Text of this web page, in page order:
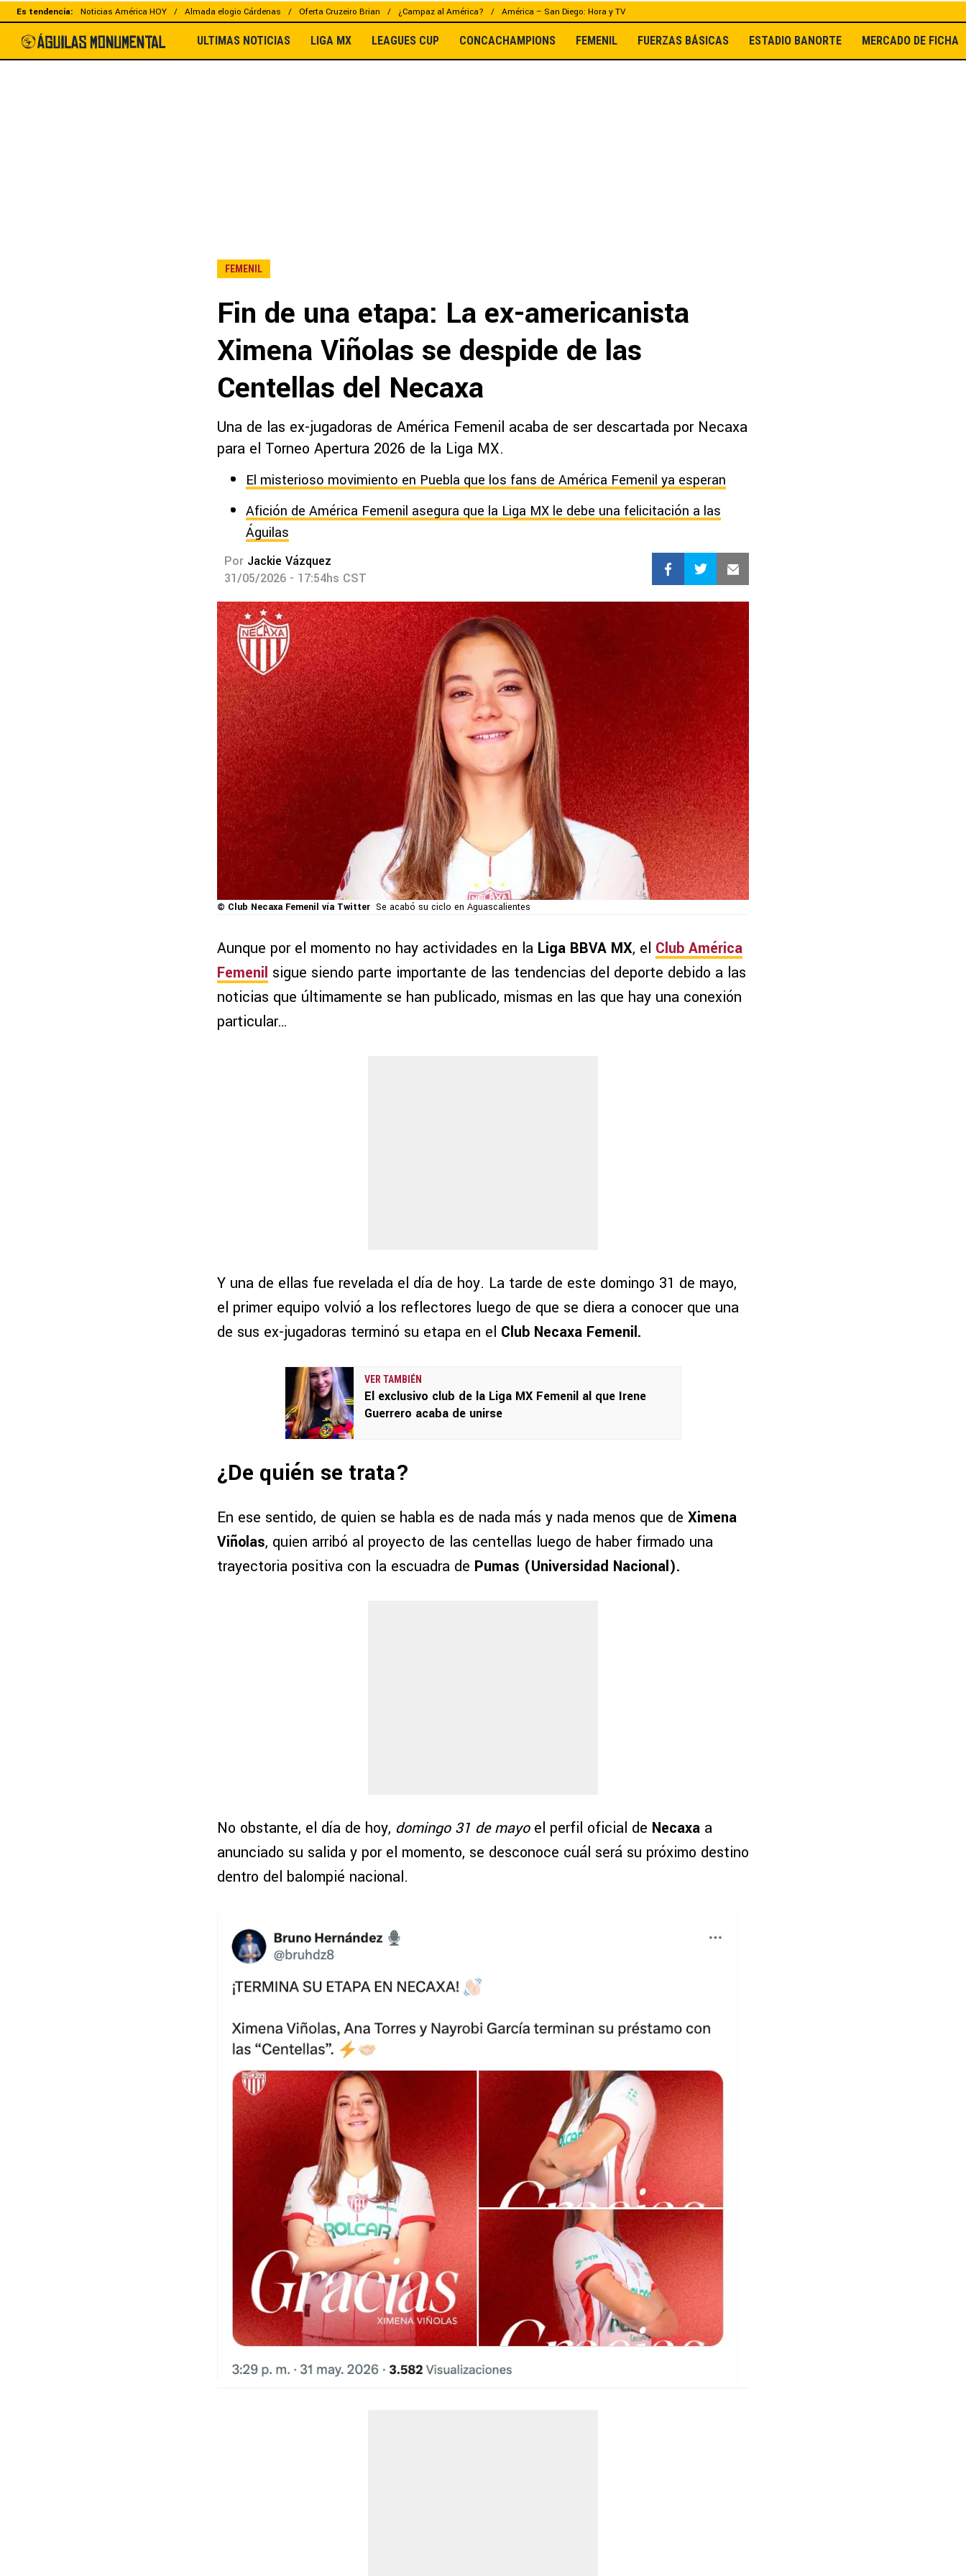
Es tendencia: Noticias América HOY Almada elogio Cárdenas Oferta Cruzeiro Brian ¿Campaz al América? América – San Diego: Hora y TV
ULTIMAS NOTICIAS LIGA MX LEAGUES CUP CONCACHAMPIONS FEMENIL FUERZAS BÁSICAS ESTADIO BANORTE MERCADO DE
FEMENIL
Fin de una etapa: La ex-americanista
Ximena Viñolas se despide de las
Centellas del Necaxa
Una de las ex-jugadoras de América Femenil acaba de ser descartada por Necaxa
para el Torneo Apertura 2026 de la Liga MX.
El misterioso movimiento en Puebla que los fans de América Femenil ya esperan
Afición de América Femenil asegura que la Liga MX le debe una felicitación a las
Águilas
Por Jackie Vázquez
31/05/2026 - 17:54hs CST
© Club Necaxa Femenil vía Twitter Se acabó su ciclo en Aguascalientes
Aunque por el momento no hay actividades en la Liga BBVA MX, el Club América
Femenil sigue siendo parte importante de las tendencias del deporte debido a las
noticias que últimamente se han publicado, mismas en las que hay una conexión
particular…
Y una de ellas fue revelada el día de hoy. La tarde de este domingo 31 de mayo,
el primer equipo volvió a los reflectores luego de que se diera a conocer que una
de sus ex-jugadoras terminó su etapa en el Club Necaxa Femenil.
VER TAMBIÉN
El exclusivo club de la Liga MX Femenil al que Irene
Guerrero acaba de unirse
¿De quién se trata?
En ese sentido, de quien se habla es de nada más y nada menos que de Ximena
Viñolas, quien arribó al proyecto de las centellas luego de haber firmado una
trayectoria positiva con la escuadra de Pumas (Universidad Nacional).
No obstante, el día de hoy, domingo 31 de mayoel perfil oficial de Necaxa a
anunciado su salida y por el momento, se desconoce cuál será su próximo destino
dentro del balompié nacional.